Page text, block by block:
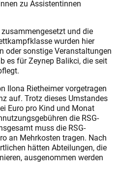
zu Assistentinnen
und die
wurden hier
oder sonstige Veranstaltungen
es für Zeynep Balikci, die seit
Ilona Rietheimer vorgetragen
auf. Trotz dieses Umstandes
Euro pro Kind und Monat
die RSG-
muss die RSG-
an Mehrkosten tragen. Nach
hätten Abteilungen, die
ausgenommen werden